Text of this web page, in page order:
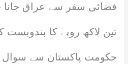
فضائی سفر سے عراق جانا
تین لاکھ روپے کا بندوبست
حکومت پاکستان سے